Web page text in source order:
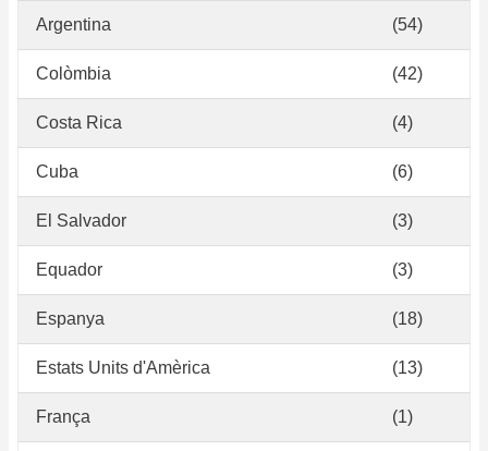
Argentina (54)
Colòmbia (42)
Costa Rica (4)
Cuba (6)
El Salvador (3)
Equador (3)
Espanya (18)
Estats Units d'Amèrica (13)
França (1)